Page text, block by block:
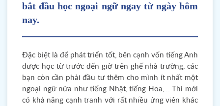
bắt đầu học ngoại ngữ ngay từ ngày hôm
nay.
Đặc biệt là để phát triển tốt, bên cạnh vốn tiếng Anh
được học từ trước đến giờ trên ghế nhà trường, các
bạn còn cần phải đầu tư thêm cho mình ít nhất một
ngoại ngữ nữa như tiếng Nhật, tiếng Hoa,... Thì mới
có khả năng cạnh tranh với rất nhiều ứng viên khác